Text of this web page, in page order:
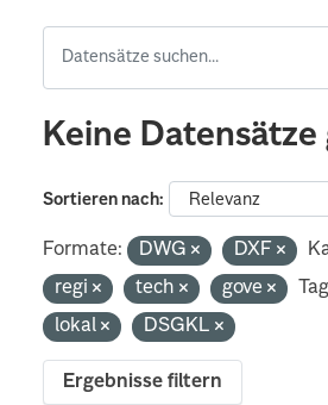
Keine Datensätze
Sortieren nach
Formate: DWG DXF
regi
tech gove
lokal
DSGKL
Ergebnisse filtern